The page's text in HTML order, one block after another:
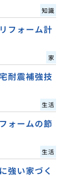
知識
フォーム計
家
耐震補強技
生活
ォームの節
生活
強い家づく